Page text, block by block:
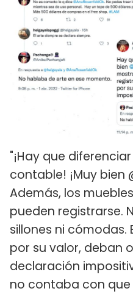
"¡Hay que
contable! ¡Muy bien
Además, los
pueden registrarse.
sillones ni cómodas.
por su valor, deban
declaración
no contaba con que